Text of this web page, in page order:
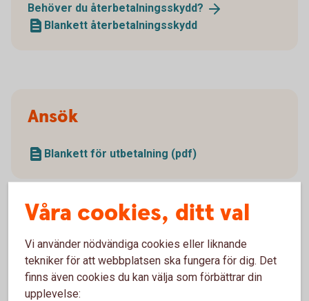
Behöver du återbetalningsskydd?
Blankett återbetalningsskydd
Ansök
Blankett för utbetalning (pdf)
Kontakta oss
Våra cookies, ditt val
Vi använder nödvändiga cookies eller liknande
tekniker för att webbplatsen ska fungera för dig. Det
finns även cookies du kan välja som förbättrar din
upplevelse: